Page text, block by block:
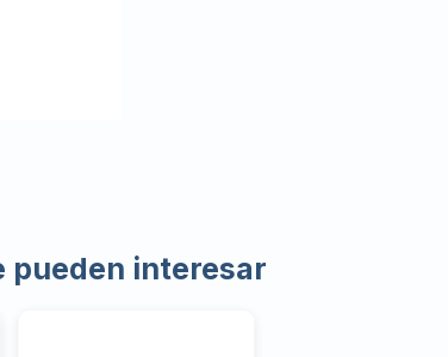
pueden interesar